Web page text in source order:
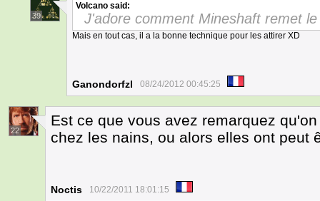
39
Volcano said:
J'adore comment Mineshaft remet
Mais en tout cas, il a la bonne technique pour les attirer XD
Ganondorfzl 08/24/2012 00:45:25
22
Est ce que vous avez remarquez
chez les nains, ou alors elles ont peut
Noctis 10/22/2011 18:01:15